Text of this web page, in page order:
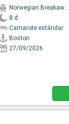
Norwegian Breakaway
8 d
Camarote estándar
Boston
27/09/2026